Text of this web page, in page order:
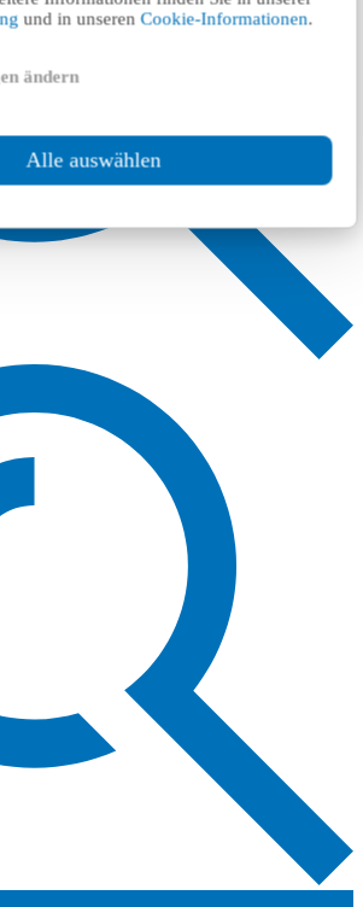
und in unserenCookie-Informationen.
ändern
Alle auswählen